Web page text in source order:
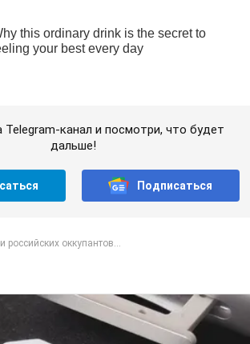
канал и посмотри, что будет
дальше!
Подписаться
российских оккупантов...